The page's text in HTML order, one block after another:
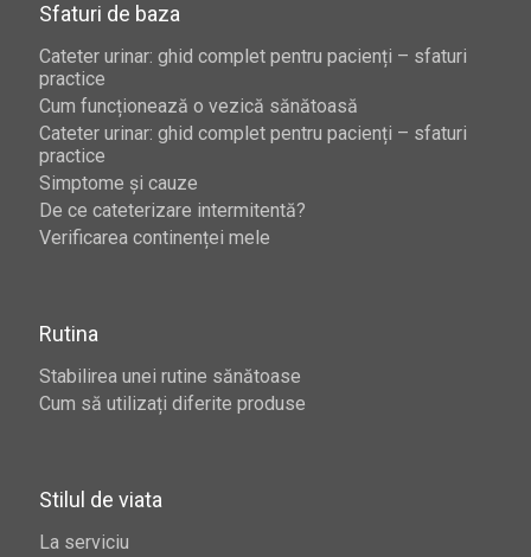
Sfaturi de baza
Cateter urinar: ghid complet pentru pacienți – sfaturi
practice
Cum funcționează o vezică sănătoasă
Cateter urinar: ghid complet pentru pacienți – sfaturi
practice
Simptome și cauze
De ce cateterizare intermitentă?
Verificarea continenței mele
Rutina
Stabilirea unei rutine sănătoase
Cum să utilizați diferite produse
Stilul de viata
La serviciu